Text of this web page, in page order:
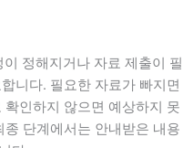
정해지거나 자료 제출이 필
니다. 필요한 자료가 빠지면
인하지 않으면 예상하지 못
단계에서는 안내받은 내용